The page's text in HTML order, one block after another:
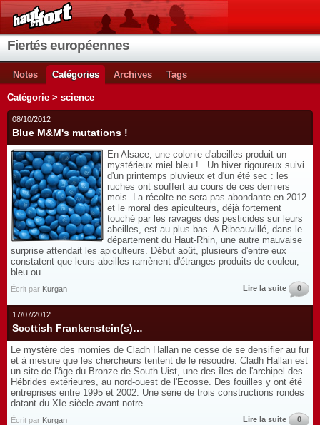
Fiertés européennes
Notes Catégories Archives Tags
Catégorie > science
08/10/2012
Blue M&M's mutations !
En Alsace, une colonie d'abeilles produit un
mystérieux miel bleu ! Un hiver rigoureux suivi
d'un printemps pluvieux et d'un été sec : les
ruches ont souffert au cours de ces derniers
mois. La récolte ne sera pas abondante en 2012
et le moral des apiculteurs, déjà fortement
touché par les ravages des pesticides sur leurs
abeilles, est au plus bas. A Ribeauvillé, dans le
département du Haut-Rhin, une autre mauvaise
surprise attendait les apiculteurs. Début août, plusieurs d'entre eux
constatent que leurs abeilles ramènent d'étranges produits de couleur,
bleu ou...
Écrit par Kurgan Lire la suite 0
17/07/2012
Scottish Frankenstein(s)…
Le mystère des momies de Cladh Hallan ne cesse de se densifier au fur
et à mesure que les chercheurs tentent de le résoudre. Cladh Hallan est
un site de l'âge du Bronze de South Uist, une des îles de l'archipel des
Hébrides extérieures, au nord-ouest de l'Ecosse. Des fouilles y ont été
entreprises entre 1995 et 2002. Une série de trois constructions rondes
datant du XIe siècle avant notre...
Écrit par Kurgan Lire la suite 0